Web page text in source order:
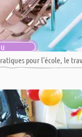
pour l'école, le